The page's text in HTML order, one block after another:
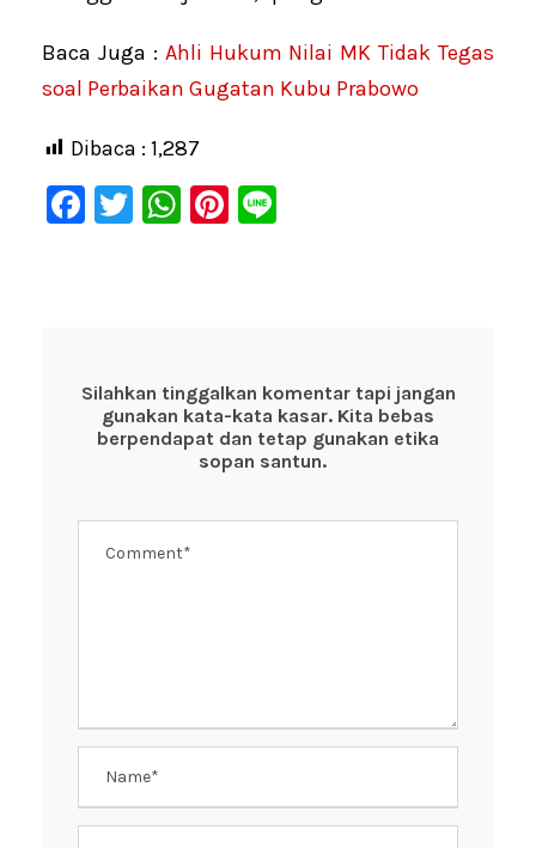
Baca Juga : Ahli Hukum Nilai MK Tidak Tegas
soal Perbaikan Gugatan Kubu Prabowo
Dibaca : 1,287
F
o
o
T
W
p
p
Pi
Silahkan tinggalkan komentar tapi jangan
gunakan kata-kata kasar. Kita bebas
berpendapat dan tetap gunakan etika
sopan santun.